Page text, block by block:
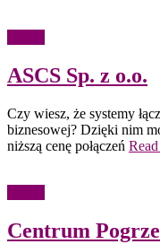
ASCS Sp. z o.o.
Czy wiesz, że systemy
biznesowej? Dzięki nim
niższą cenę połączeń
Centrum